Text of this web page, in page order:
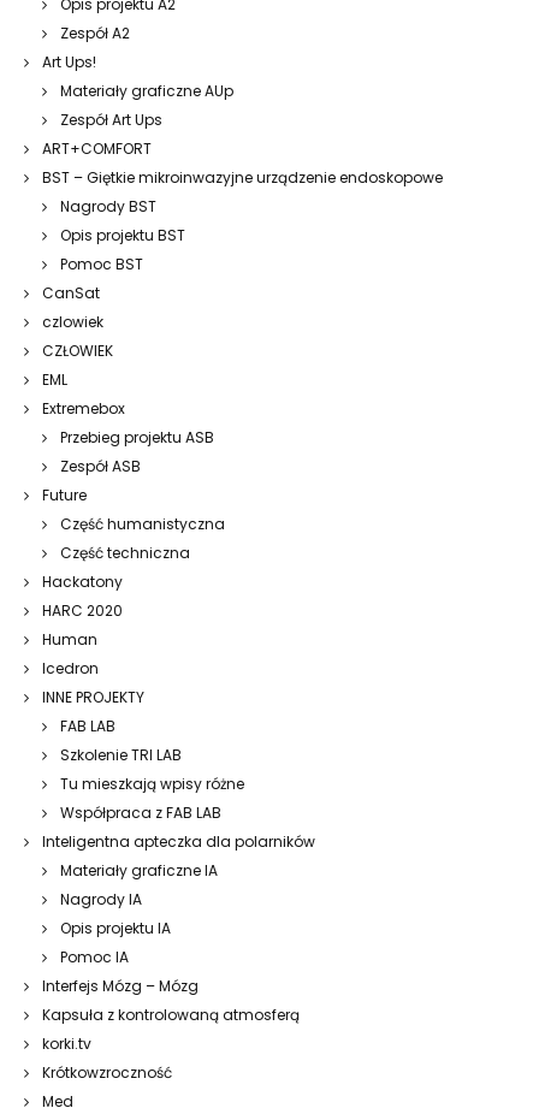
Opis projektu A2
Zespół A2
Art Ups!
Materiały graficzne AUp
Zespół Art Ups
ART+COMFORT
BST – Giętkie mikroinwazyjne urządzenie endoskopowe
Nagrody BST
Opis projektu BST
Pomoc BST
CanSat
czlowiek
CZŁOWIEK
EML
Extremebox
Przebieg projektu ASB
Zespół ASB
Future
Część humanistyczna
Część techniczna
Hackatony
HARC 2020
Human
Icedron
INNE PROJEKTY
FAB LAB
Szkolenie TRI LAB
Tu mieszkają wpisy różne
Współpraca z FAB LAB
Inteligentna apteczka dla polarników
Materiały graficzne IA
Nagrody IA
Opis projektu IA
Pomoc IA
Interfejs Mózg – Mózg
Kapsuła z kontrolowaną atmosferą
korki.tv
Krótkowzroczność
Med